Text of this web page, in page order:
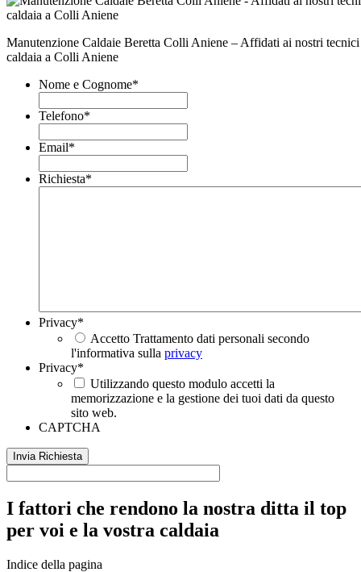
Manutenzione Caldaie Beretta Colli Aniene – Affidati ai nostri
caldaia a Colli Aniene
Nome e Cognome*
Telefono*
Email*
Richiesta*
Privacy*
Accetto Trattamento dati personali secondo
l'informativa sulla privacy
Privacy*
Utilizzando questo modulo accetti la
memorizzazione e la gestione dei tuoi dati da questo
sito web.
CAPTCHA
I fattori che rendono la nostra ditta il top
per voi e la vostra caldaia
Indice della pagina